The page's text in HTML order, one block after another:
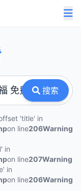
搜索
'title' in
on line206Warning
in
on line207Warning
in
on line206Warning